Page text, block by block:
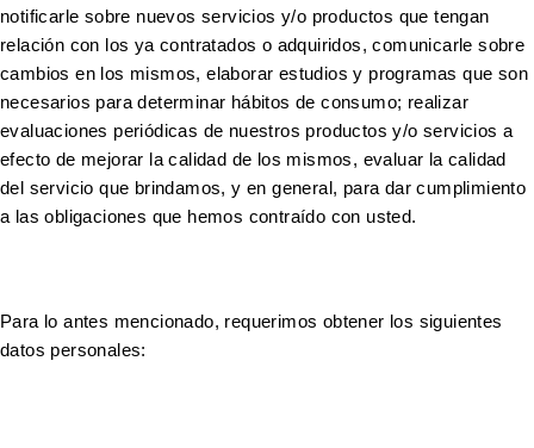
notificarle sobre nuevos servicios y/o productos que tengan
relación con los ya contratados o adquiridos, comunicarle sobre
cambios en los mismos, elaborar estudios y programas que son
necesarios para determinar hábitos de consumo; realizar
evaluaciones periódicas de nuestros productos y/o servicios a
efecto de mejorar la calidad de los mismos, evaluar la calidad
del servicio que brindamos, y en general, para dar cumplimiento
a las obligaciones que hemos contraído con usted.
Para lo antes mencionado, requerimos obtener los siguientes
datos personales: